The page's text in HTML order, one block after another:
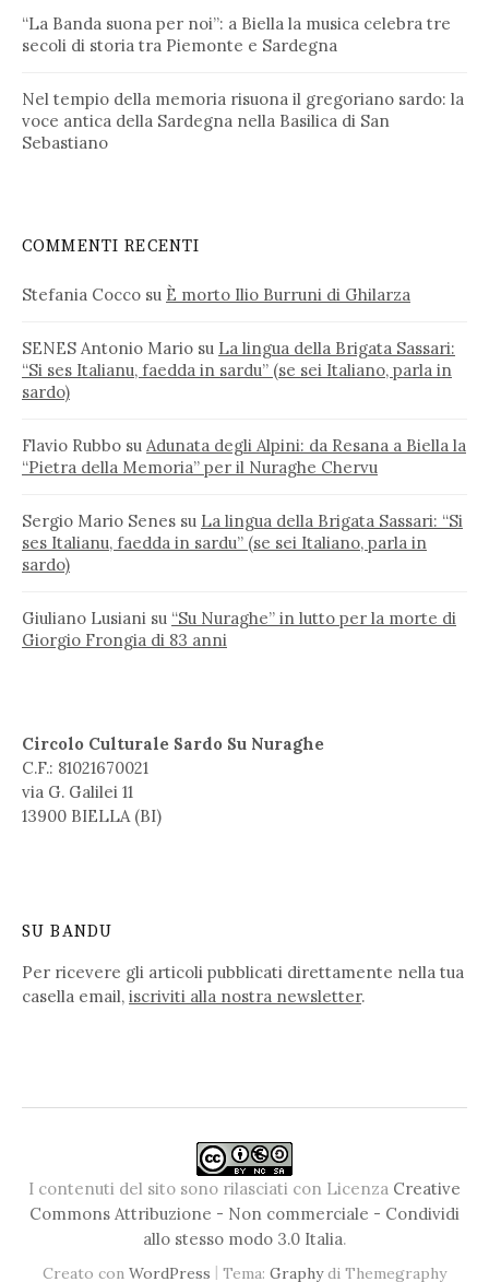
“La Banda suona per noi”: a Biella la musica celebra tre
secoli di storia tra Piemonte e Sardegna
Nel tempio della memoria risuona il gregoriano sardo: la
voce antica della Sardegna nella Basilica di San
Sebastiano
COMMENTI RECENTI
Stefania Cocco su È morto Ilio Burruni di Ghilarza
SENES Antonio Mario su La lingua della Brigata Sassari:
“Si ses Italianu, faedda in sardu” (se sei Italiano, parla in
sardo)
Flavio Rubbo su Adunata degli Alpini: da Resana a Biella la
“Pietra della Memoria” per il Nuraghe Chervu
Sergio Mario Senes su La lingua della Brigata Sassari: “Si
ses Italianu, faedda in sardu” (se sei Italiano, parla in
sardo)
Giuliano Lusiani su “Su Nuraghe” in lutto per la morte di
Giorgio Frongia di 83 anni
Circolo Culturale Sardo Su Nuraghe
C.F.: 81021670021
via G. Galilei 11
13900 BIELLA (BI)
SU BANDU
Per ricevere gli articoli pubblicati direttamente nella tua
casella email, iscriviti alla nostra newsletter.
I contenuti del sito sono rilasciati con Licenza Creative
Commons Attribuzione - Non commerciale - Condividi
allo stesso modo 3.0 Italia.
Creato con WordPress | Tema: Graphydi Themegraphy